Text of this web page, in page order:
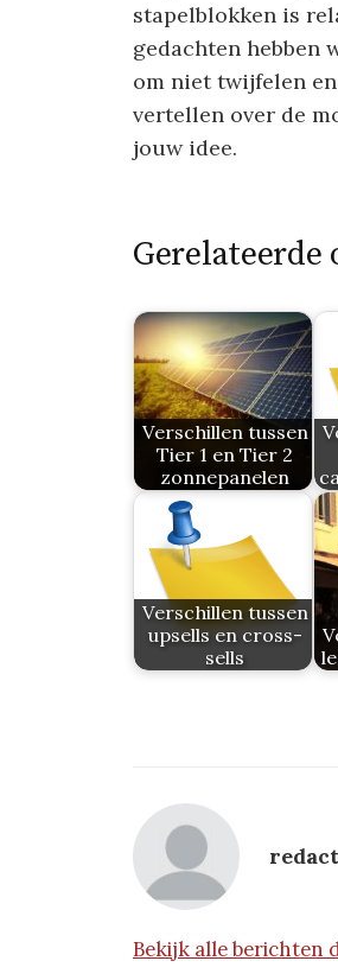
stapelblokken is
gedachten hebben
om niet twijfelen
vertellen over de
jouw idee.
Gerelateerde
Verschillen tussen
Tier 1 en Tier 2
zonnepanelen
Verschillen tussen
upsells en cross-
sells
Bekijk alle berichten